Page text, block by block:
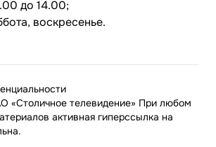
до 14.00;
воскресенье.
телевидение» При любом
активная гиперссылка на